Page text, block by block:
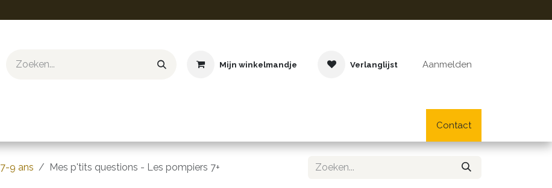
Mijn winkelmandje Verlanglijst Aanmelden
Lifestyle
Contact
7-9 ans Mes p'tits questions - Les pompiers 7+